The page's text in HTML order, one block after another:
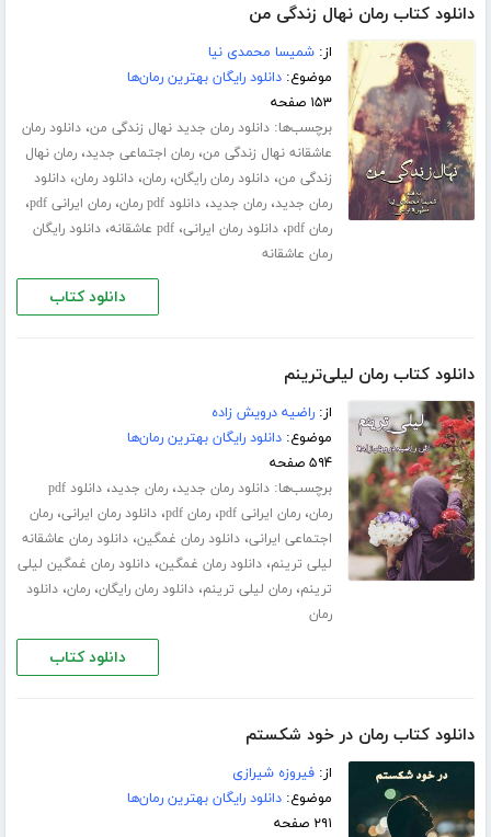
دانلود کتاب رمان نهال زندگی من
از:شمیسا محمدی نیا
موضوع:دانلود رایگان بهترین رمان‌ها
۱۵۳ صفحه
برچسب‌ها:دانلود رمان جدید نهال زندگی من،دانلود رمان
عاشقانه نهال زندگی من،رمان اجتماعی جدید،رمان نهال
زندگی من،دانلود رمان رایگان،رمان،دانلود رمان،دانلود
رمان جدید،رمان جدید،دانلود pdf رمان ،رمان ایرانی pdf ،
رمان pdf ،دانلود رمان ایرانی،pdf عاشقانه ،دانلود رایگان
رمان عاشقانه
دانلود کتاب
دانلود کتاب رمان لیلی‌ترینم
از:راضیه درویش زاده
موضوع:دانلود رایگان بهترین رمان‌ها
۵۹۴ صفحه
برچسب‌ها:دانلود رمان جدید،رمان جدید،
دانلود pdf
رمان،رمان ایرانی pdf ،رمان pdf ،دانلود رمان ایرانی،رمان
اجتماعی ایرانی،دانلود رمان غمگین،دانلود رمان عاشقانه
لیلی ترینم،دانلود رمان غمگین،دانلود رمان غمگین لیلی
ترینم،رمان لیلی ترینم،دانلود رمان رایگان،رمان،دانلود
رمان
دانلود کتاب
دانلود کتاب رمان در خود شکستم
از:فیروزه شیرازی
موضوع:دانلود رایگان بهترین رمان‌ها
۲۹۱ صفحه